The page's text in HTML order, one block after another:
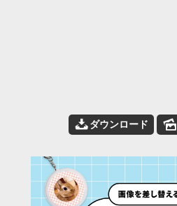
📥ダウンロード 🌄